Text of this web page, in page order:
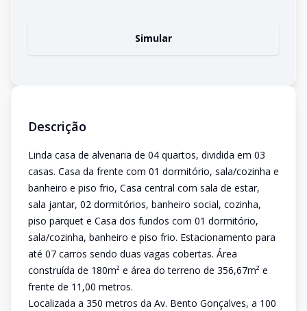
Simular
Descrição
Linda casa de alvenaria de 04 quartos, dividida em 03
casas. Casa da frente com 01 dormitório, sala/cozinha e
banheiro e piso frio, Casa central com sala de estar,
sala jantar, 02 dormitórios, banheiro social, cozinha,
piso parquet e Casa dos fundos com 01 dormitório,
sala/cozinha, banheiro e piso frio. Estacionamento para
até 07 carros sendo duas vagas cobertas. Área
construída de 180m² e área do terreno de 356,67m² e
frente de 11,00 metros.
Localizada a 350 metros da Av. Bento Gonçalves, a 100